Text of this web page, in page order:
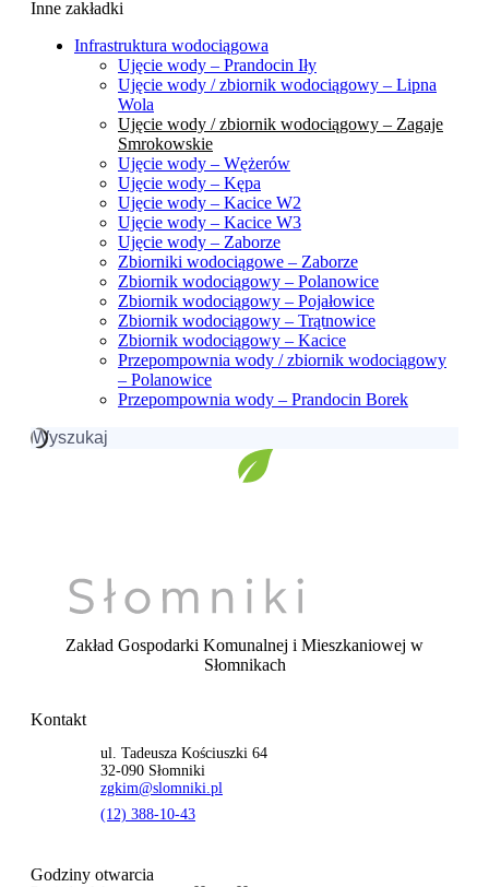
Inne zakładki
Infrastruktura wodociągowa
Ujęcie wody – Prandocin Iły
Ujęcie wody / zbiornik wodociągowy – Lipna
Wola
Ujęcie wody / zbiornik wodociągowy – Zagaje
Smrokowskie
Ujęcie wody – Wężerów
Ujęcie wody – Kępa
Ujęcie wody – Kacice W2
Ujęcie wody – Kacice W3
Ujęcie wody – Zaborze
Zbiorniki wodociągowe – Zaborze
Zbiornik wodociągowy – Polanowice
Zbiornik wodociągowy – Pojałowice
Zbiornik wodociągowy – Trątnowice
Zbiornik wodociągowy – Kacice
Przepompownia wody / zbiornik wodociągowy
– Polanowice
Przepompownia wody – Prandocin Borek
Szukaj:
Zakład Gospodarki Komunalnej i Mieszkaniowej w
Słomnikach
Kontakt
ul. Tadeusza Kościuszki 64
32-090 Słomniki
zgkim@slomniki.pl
(12) 388-10-43
Godziny otwarcia